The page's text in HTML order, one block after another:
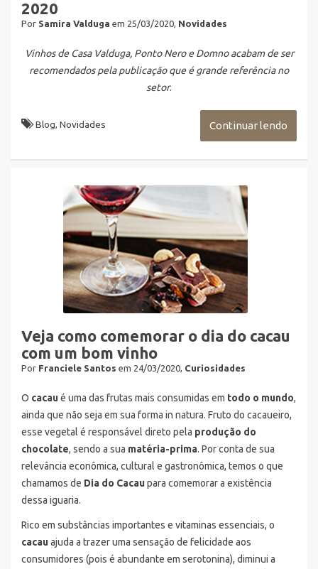
2020
Por Samira Valduga em 25/03/2020, Novidades
Vinhos de Casa Valduga, Ponto Nero e Domno acabam de ser
recomendados pela publicação que é grande referência no
setor.
Continuar lendo
Blog, Novidades
Veja como comemorar o dia do cacau
com um bom vinho
Por Franciele Santos em 24/03/2020, Curiosidades
O cacaué uma das frutas mais consumidas em todo o mundo,
ainda que não seja em sua forma in natura. Fruto do cacaueiro,
esse vegetal é responsável direto pela produção do
chocolate, sendo a sua matéria-prima. Por conta de sua
relevância econômica, cultural e gastronômica, temos o que
chamamos de Dia do Cacaupara comemorar a existência
dessa iguaria.
Rico em substâncias importantes e vitaminas essenciais, o
cacauajuda a trazer uma sensação de felicidade aos
consumidores (pois é abundante em serotonina), diminui a